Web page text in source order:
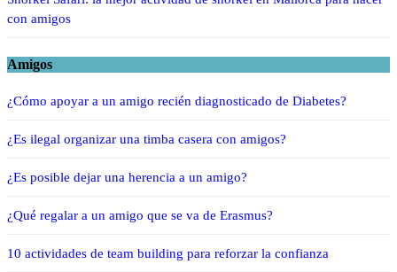
con amigos
Amigos
¿Cómo apoyar a un amigo recién diagnosticado de Diabetes?
¿Es ilegal organizar una timba casera con amigos?
¿Es posible dejar una herencia a un amigo?
¿Qué regalar a un amigo que se va de Erasmus?
10 actividades de team building para reforzar la confianza